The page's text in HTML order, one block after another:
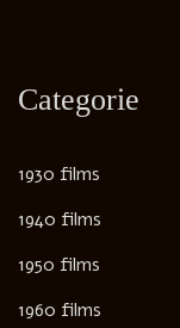
Categorie
1930 films
1940 films
1950 films
1960 films